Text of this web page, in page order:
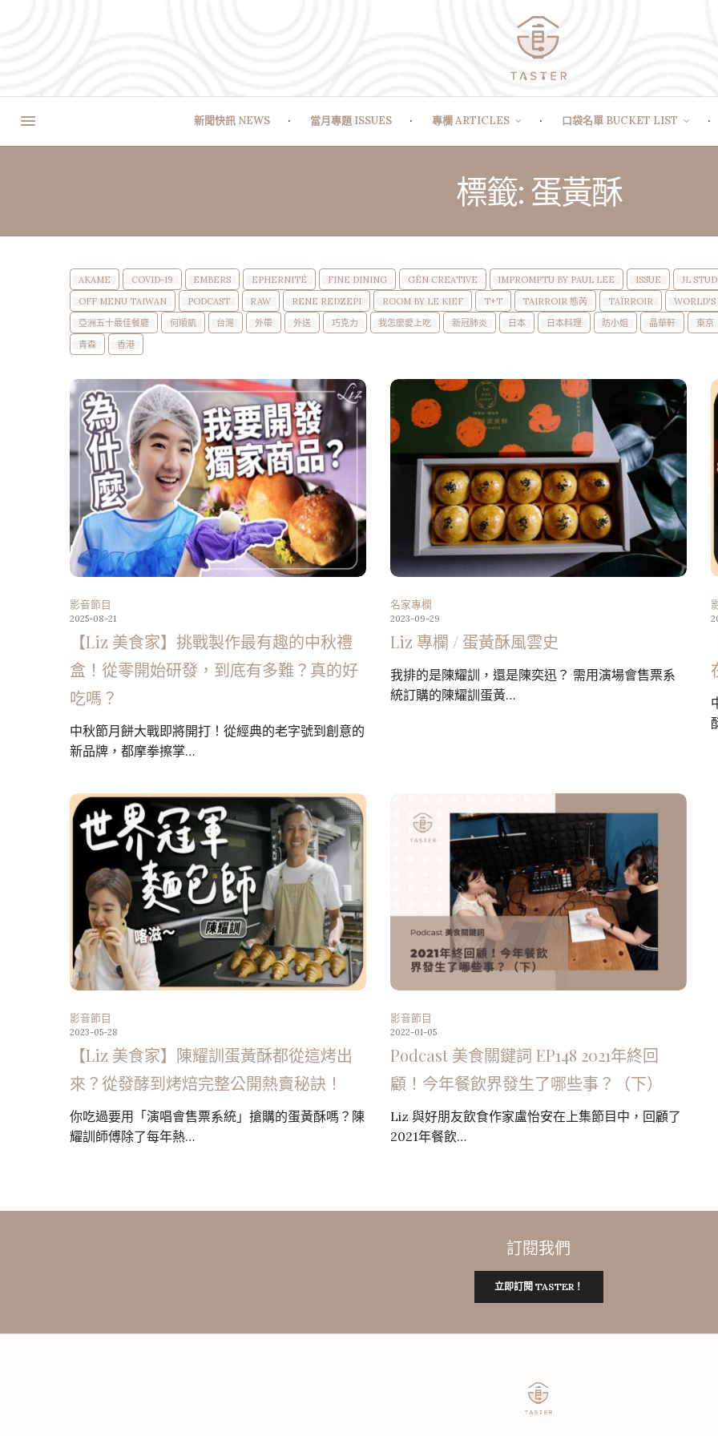
新聞快訊 NEWS 當月專題 ISSUES 專欄 ARTICLES 口袋名單 BUCKET LIST
標籤: 蛋黃酥
AKAME COVID-19 EMBERS EPHERNITÉ FINE DINING GĒN CREATIVE IMPROMPTU BY PAUL LEE ISSUE JL
OFF MENU TAIWAN
PODCAST RAW RENE REDZEPI ROOM BY LE KIEF T+T TAIRROIR 態芮 TAÏRROIR WORLD'S
亞洲五十最佳餐廳
何順凱 台灣 外帶 外送 巧克力 我怎麼愛上吃 新冠肺炎 日本 日本料理 昉小姐 晶華軒 東京
青森
香港
影音節目
2025-08-21
【Liz 美食家】挑戰製作最有趣的中秋禮
盒！從零開始研發，到底有多難？真的好
吃嗎？
中秋節月餅大戰即將開打！從經典的老字號到創意的
新品牌，都摩拳擦掌…
名家專欄
2023-09-29
Liz 專欄 / 蛋黃酥風雲史
我排的是陳耀訓，還是陳奕迅？ 需用演場會售票系
統訂購的陳耀訓蛋黃…
影音節目
2023-05-28
【Liz 美食家】陳耀訓蛋黃酥都從這烤出
來？從發酵到烤焙完整公開熱賣秘訣！
你吃過要用「演唱會售票系統」搶購的蛋黃酥嗎？陳
耀訓師傅除了每年熱…
影音節目
2022-01-05
Podcast 美食關鍵詞 EP148 2021年終回
顧！今年餐飲界發生了哪些事？（下）
Liz 與好朋友飲食作家盧怡安在上集節目中，回顧了
2021年餐飲…
訂閱我們
立即訂閱 TASTER！